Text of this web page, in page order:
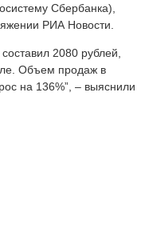
Сбербанка),
РИА Новости.
2080 рублей,
Объем продаж в
на 136%”, – выяснили